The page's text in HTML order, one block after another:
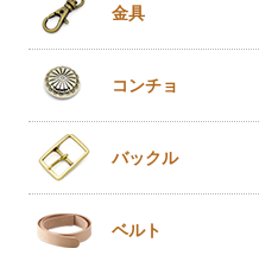
金具
コンチョ
バックル
ベルト